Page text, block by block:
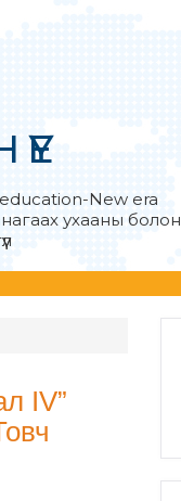
New era
ухааны болон
IV”